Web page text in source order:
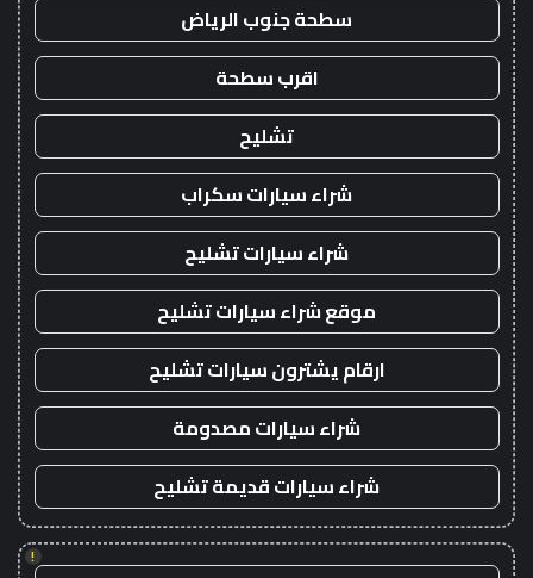
سطحة جنوب الرياض
اقرب سطحة
تشليح
شراء سيارات سكراب
شراء سيارات تشليح
موقع شراء سيارات تشليح
ارقام يشترون سيارات تشليح
شراء سيارات مصدومة
شراء سيارات قديمة تشليح
!